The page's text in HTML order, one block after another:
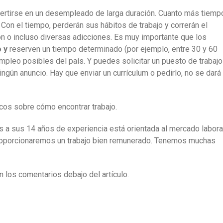
en un desempleado de larga duración. Cuanto más
el tiempo, perderán sus hábitos de trabajo y correrán el
incluso diversas adicciones. Es muy importante que los
y reserven un tiempo determinado (por ejemplo, entre 30 y 60
posibles del país. Y puedes solicitar un puesto de trabajo
anuncio. Hay que enviar un currículum o pedirlo, no se dará
sobre cómo encontrar trabajo.
a sus 14 años de experiencia está orientada al mercado
un trabajo bien remunerado. Tenemos muchas
los comentarios debajo del artículo.